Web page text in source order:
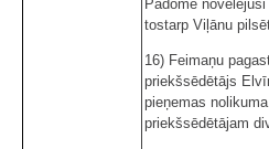
Padome
tostarp Viļānu
16) Feimaņu
priekšsēdētājs
pieņemas
priekšsēdētājam